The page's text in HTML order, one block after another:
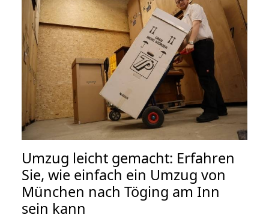
Umzug leicht gemacht: Erfahren
Sie, wie einfach ein Umzug von
München nach Töging am Inn
sein kann